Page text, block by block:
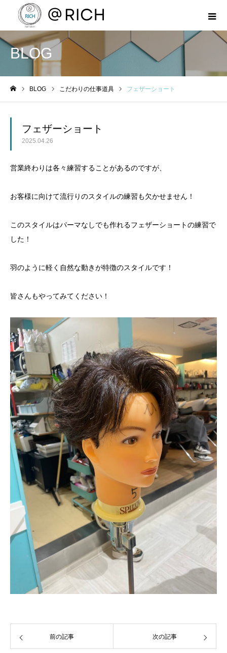
BLOG
BLOG こだわりの仕事道具 フェザーショート
フェザーショート
2025.04.26
営業終わりは各々練習することがあるのですが、
お客様に向けて流行りのスタイルの練習も欠かせません！
このスタイルはパーマなしでも作れるフェザーショートの練習で
した！
羽のように軽く自然な動きが特徴のスタイルです！
皆さんもやってみてください！
前の記事 次の記事